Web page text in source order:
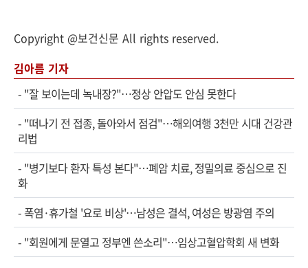
Copyright @보건신문 All rights reserved.
김아름 기자
- "잘 보이는데 녹내장?"…정상 안압도 안심 못한다
- "떠나기 전 접종, 돌아와서 점검"…해외여행 3천만 시대 건강관
리법
- "병기보다 환자 특성 본다"…폐암 치료, 정밀의료 중심으로 진
화
- 폭염·휴가철 '요로 비상'…남성은 결석, 여성은 방광염 주의
- "회원에게 문열고 정부엔 쓴소리"…임상고혈압학회 새 변화